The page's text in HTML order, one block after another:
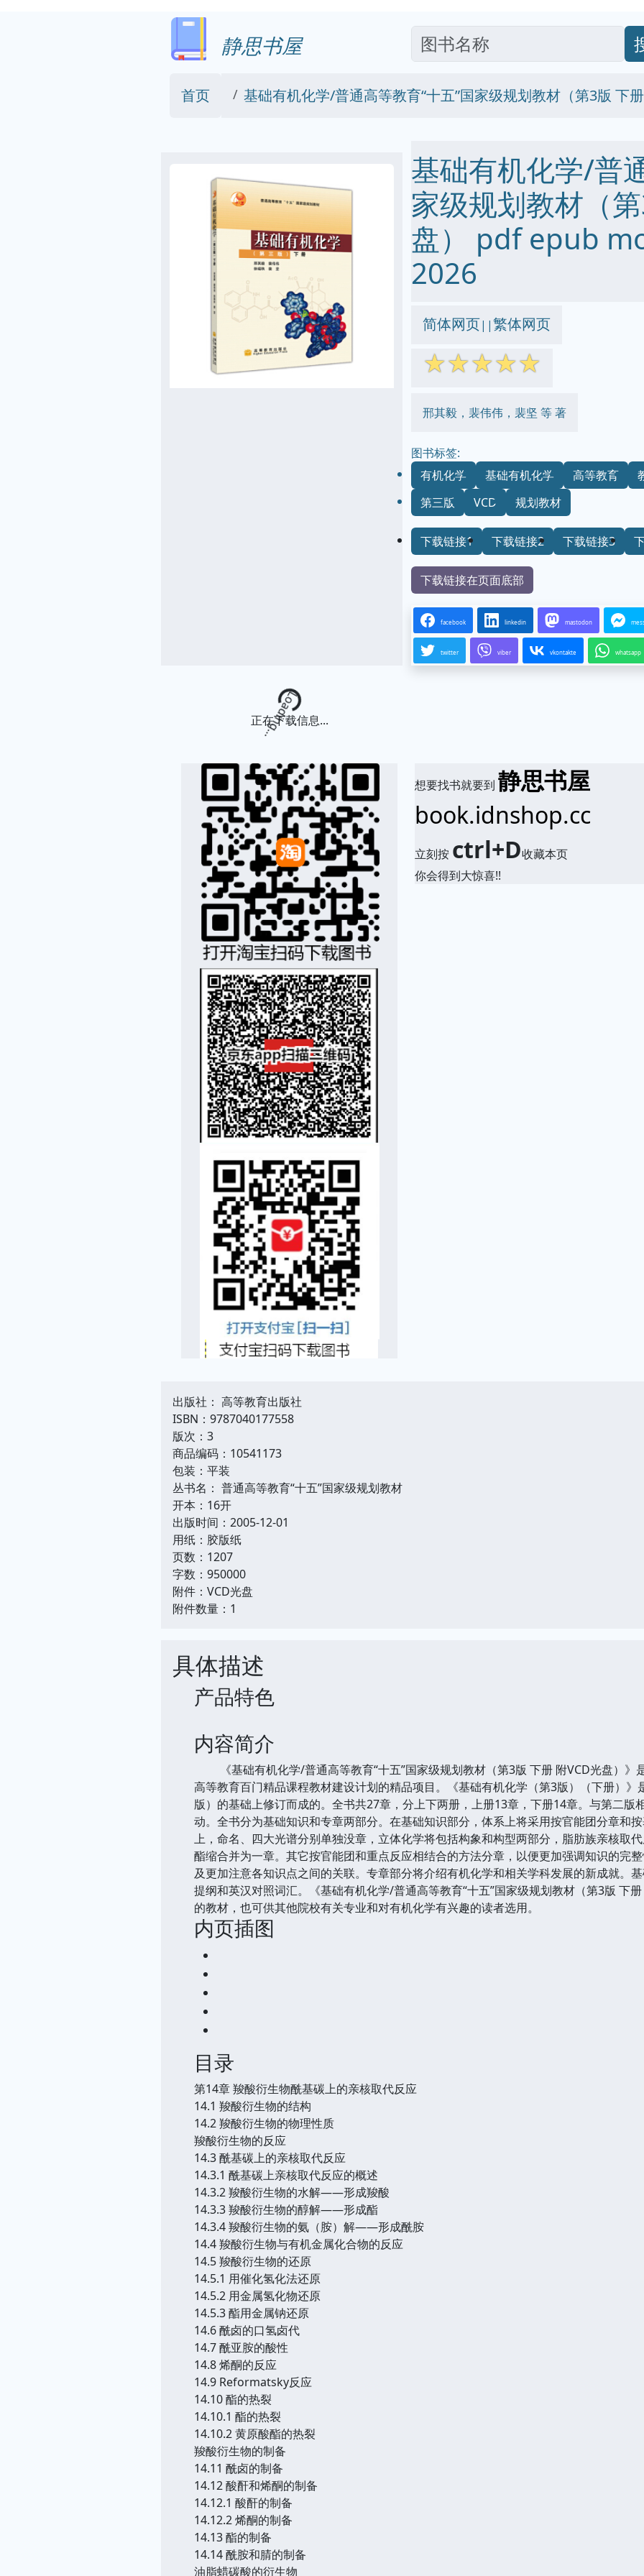
静思书屋
首页 基础有机化学/普通高等教育“十五”国家级规划教材（第3版 下
基础有机化学/普
家级规划教材（
盘） pdf epub
2026
简体网页||繁体网页
☆☆☆☆☆
邢其毅，裴伟伟，裴坚 等 著
图书标签:
有机化学
基础有机化学 高等教育
第三版
VCD 规划教材
下载链接1 下载链接2 下载链接3
下载链接在页面底部
facebook linkedin mastodon
twitter viber vkontakte whatsapp
Loading...
正在下载信息...
想要找书就要到静思书屋
book.idnshop.cc
立刻按 ctrl+D收藏本页
你会得到大惊喜!!
出版社： 高等教育出版社
ISBN：9787040177558
版次：3
商品编码：10541173
包装：平装
丛书名： 普通高等教育“十五”国家级规划教材
开本：16开
出版时间：2005-12-01
用纸：胶版纸
页数：1207
字数：950000
附件：VCD光盘
附件数量：1
具体描述
产品特色
内容简介
《基础有机化学/普通高等教育“十五”国家级规划教材（第3版 下册 附VCD光盘）》
高等教育百门精品课程教材建设计划的精品项目。《基础有机化学（第3版）（下册）
版）的基础上修订而成的。全书共27章，分上下两册，上册13章，下册14章。与第二版
动。全书分为基础知识和专章两部分。在基础知识部分，体系上将采用按官能团分章和
上，命名、四大光谱分别单独没章，立体化学将包括构象和构型两部分，脂肪族亲核取
酯缩合并为一章。其它按官能团和重点反应相结合的方法分章，以便更加强调知识的完
及更加注意各知识点之间的关联。专章部分将介绍有机化学和相关学科发展的新成就。
提纲和英汉对照词汇。《基础有机化学/普通高等教育“十五”国家级规划教材（第3版 下
的教材，也可供其他院校有关专业和对有机化学有兴趣的读者选用。
内页插图
目录
第14章 羧酸衍生物酰基碳上的亲核取代反应
14.1 羧酸衍生物的结构
14.2 羧酸衍生物的物理性质
羧酸衍生物的反应
14.3 酰基碳上的亲核取代反应
14.3.1 酰基碳上亲核取代反应的概述
14.3.2 羧酸衍生物的水解——形成羧酸
14.3.3 羧酸衍生物的醇解——形成酯
14.3.4 羧酸衍生物的氨（胺）解——形成酰胺
14.4 羧酸衍生物与有机金属化合物的反应
14.5 羧酸衍生物的还原
14.5.1 用催化氢化法还原
14.5.2 用金属氢化物还原
14.5.3 酯用金属钠还原
14.6 酰卤的口氢卤代
14.7 酰亚胺的酸性
14.8 烯酮的反应
14.9 Reformatsky反应
14.10 酯的热裂
14.10.1 酯的热裂
14.10.2 黄原酸酯的热裂
羧酸衍生物的制备
14.11 酰卤的制备
14.12 酸酐和烯酮的制备
14.12.1 酸酐的制备
14.12.2 烯酮的制备
14.13 酯的制备
14.14 酰胺和腈的制备
油脂蜡碳酸的衍生物